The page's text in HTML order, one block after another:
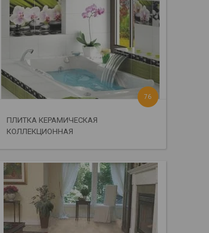
ПЛИТКА КЕРАМИЧЕСКАЯ
КОЛЛЕКЦИОННАЯ
76